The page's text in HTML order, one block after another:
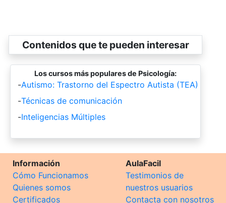
Contenidos que te pueden interesar
Los cursos más populares de Psicología:
-Autismo: Trastorno del Espectro Autista (TEA)
-Técnicas de comunicación
-Inteligencias Múltiples
Información
Cómo Funcionamos
Quienes somos
Certificados
AulaFacil
Testimonios de
nuestros usuarios
Contacta con nosotros